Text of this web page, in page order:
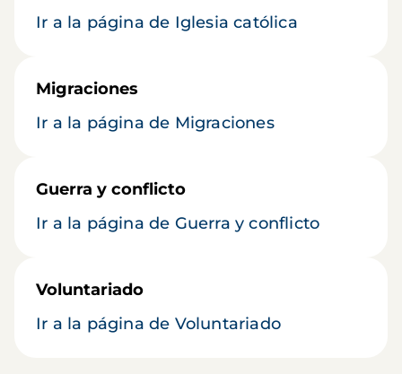
Ir a la página de Iglesia católica
Migraciones
Ir a la página de Migraciones
Guerra y conflicto
Ir a la página de Guerra y conflicto
Voluntariado
Ir a la página de Voluntariado